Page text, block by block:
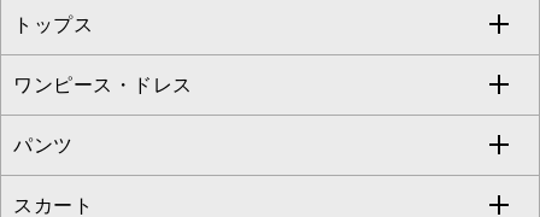
トップス
すべてのトップス
カットソー・Tシャツ
ブラウス・シャツ
ワンピース・ドレス
すべてのワンピース・ドレス
ワンピース
パンツ
すべてのパンツ
スカート